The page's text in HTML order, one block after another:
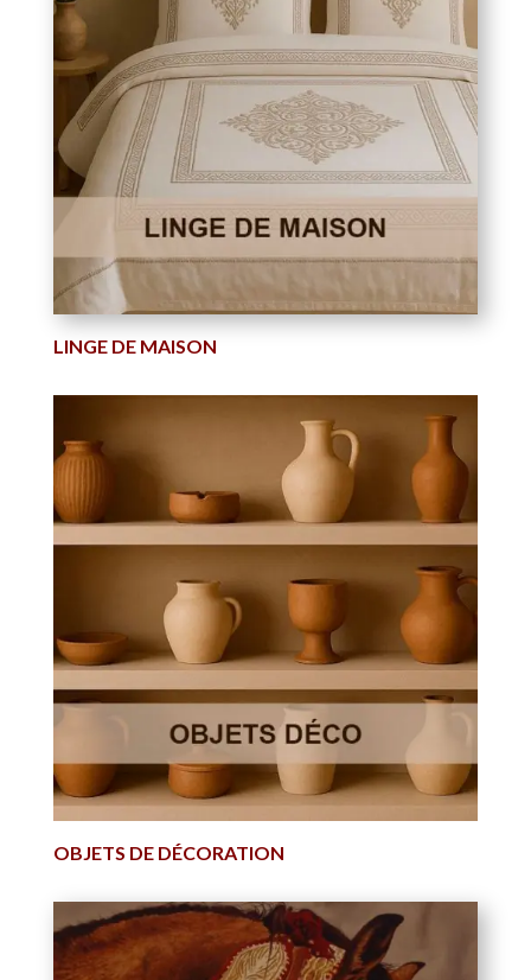
LINGE DE MAISON
OBJETS DE DÉCORATION